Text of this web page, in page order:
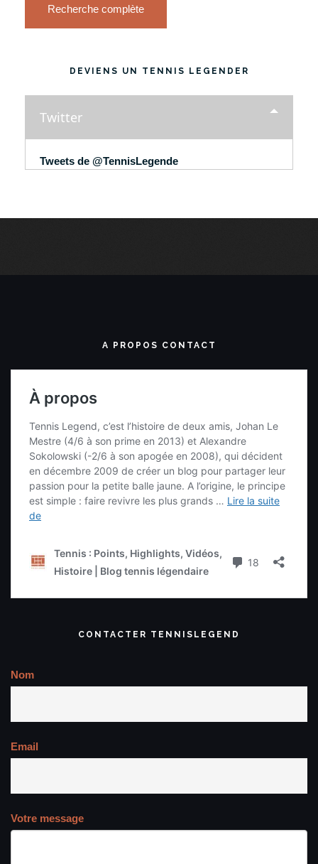
Recherche complète
DEVIENS UN TENNIS LEGENDER
Twitter
Tweets de @TennisLegende
A PROPOS CONTACT
CONTACTER TENNISLEGEND
Nom
Email
Votre message